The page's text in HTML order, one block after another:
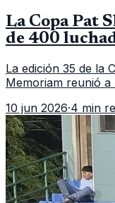
La Copa Pat
de 400
La edición 35 de la
Memoriam reunió a
delegación
10 jun 2026·4 min